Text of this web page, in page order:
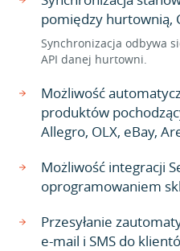
pomiędzy hurtownią,
Synchronizacja odbywa
API danej hurtowni.
Możliwość
produktów
Allegro, OLX, eBay,
Możliwość integracji
oprogramowaniem
Przesyłanie
e-mail i SMS do